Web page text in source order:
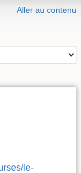
Aller au contenu
le-